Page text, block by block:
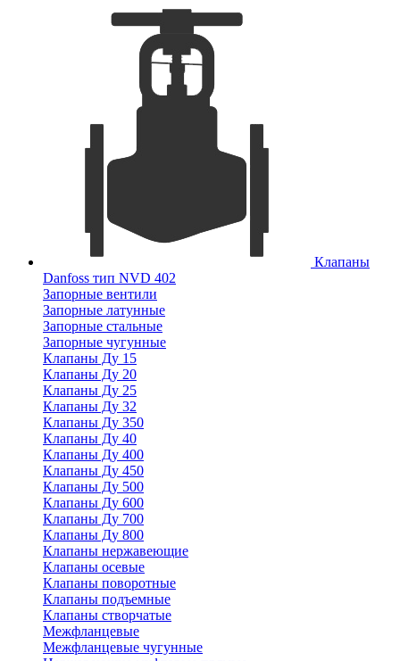
Клапаны
Danfoss тип NVD 402
Запорные вентили
Запорные латунные
Запорные стальные
Запорные чугунные
Клапаны Ду 15
Клапаны Ду 20
Клапаны Ду 25
Клапаны Ду 32
Клапаны Ду 350
Клапаны Ду 40
Клапаны Ду 400
Клапаны Ду 450
Клапаны Ду 500
Клапаны Ду 600
Клапаны Ду 700
Клапаны Ду 800
Клапаны нержавеющие
Клапаны осевые
Клапаны поворотные
Клапаны подъемные
Клапаны створчатые
Межфланцевые
Межфланцевые чугунные